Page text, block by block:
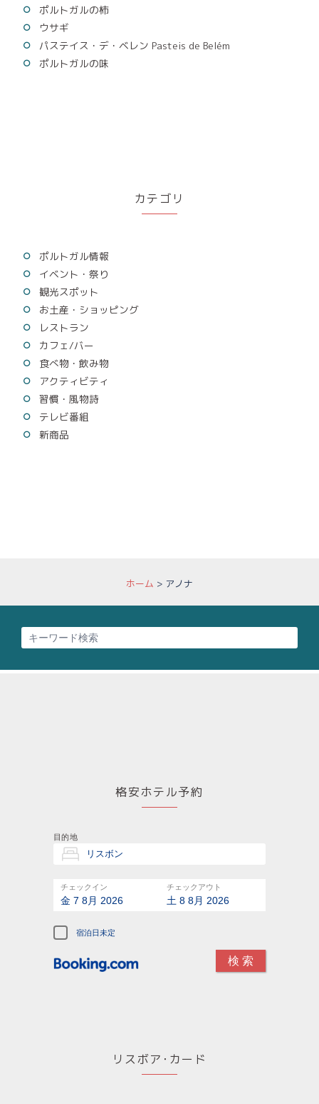
ポルトガルの柿
ウサギ
パステイス・デ・ベレン Pasteis de Belém
ポルトガルの味
カテゴリ
ポルトガル情報
イベント・祭り
観光スポット
お土産・ショッピング
レストラン
カフェ/バー
食べ物・飲み物
アクティビティ
習慣・風物詩
テレビ番組
新商品
ホーム > アノナ
格安ホテル予約
目的地
チェックイン
金 7 8月 2026
チェックアウト
土 8 8月 2026
宿泊日未定
リスボア･カード